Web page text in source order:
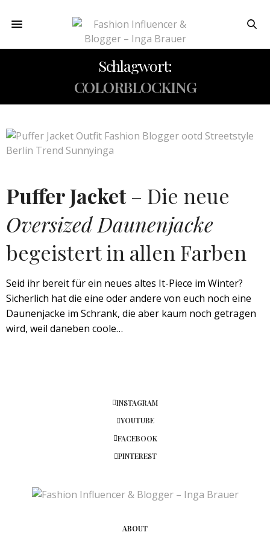
Schlagwort:
COLORBLOCKING
Puffer Jacket– Die neue
Oversized Daunenjacke
begeistert in allen Farben
Seid ihr bereit für ein neues altes It-Piece im Winter?
Sicherlich hat die eine oder andere von euch noch eine
Daunenjacke im Schrank, die aber kaum noch getragen
wird, weil daneben coole…
INSTAGRAM
YOUTUBE
FACEBOOK
PINTEREST
ABOUT